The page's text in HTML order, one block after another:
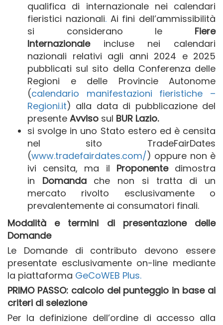
qualifica di internazionale nei calendari
fieristici nazionali. Ai fini dell’ammissibilità
si considerano le Fiere
Internazionaleincluse nei calendari
nazionali relativi agli anni 2024 e 2025
pubblicati sul sito della Conferenza delle
Regioni e delle Provincie Autonome
(calendario manifestazioni fieristiche –
Regioni.it) alla data di pubblicazione del
presente Avviso sul BUR Lazio.
si svolge in uno Stato estero ed è censita
nel sito TradeFairDates
(www.tradefairdates.com/) oppure non è
ivi censita, ma il Proponentedimostra
in Domanda che non si tratta di un
mercato rivolto esclusivamente o
prevalentemente ai consumatori finali.
Modalità e termini di presentazione delle
Domande
Le Domande di contributo devono essere
presentate esclusivamente on-line mediante
la piattaforma GeCoWEB Plus.
PRIMO PASSO: calcolo del punteggio in base ai
criteri di selezione
Per la definizione dell’ordine di accesso alla